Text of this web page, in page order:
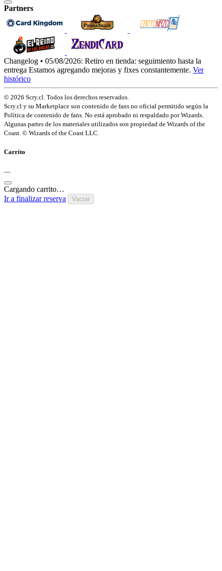
Partners
Changelog • 05/08/2026: Retiro en tienda: seguimiento hasta la
entrega Estamos agregando mejoras y fixes constantemente. Ver
histórico
© 2026 Scry.cl. Todos los derechos reservados.
Scry.cl y su Marketplace son contenido de fans no oficial permitido según la
Política de contenido de fans. No está aprobado ni respaldado por Wizards.
Algunas partes de los materiales utilizados son propiedad de Wizards of the
Coast. © Wizards of the Coast LLC.
Carrito
—
Cargando carrito…
Ir a finalizar reserva
Vaciar